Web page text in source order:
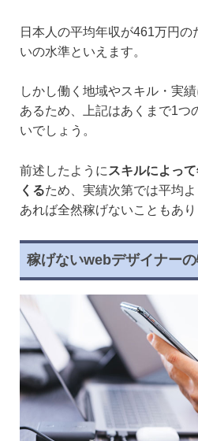
日本人の平均年収が461万円の
いの水準といえます。
しかし働く地域やスキル・実
あるため、上記はあくまで1つ
いでしょう。
前述したように スキルによっ
くるため、実績次第では平均
あれば全然稼げないこともあり
稼げないwebデザイナーの